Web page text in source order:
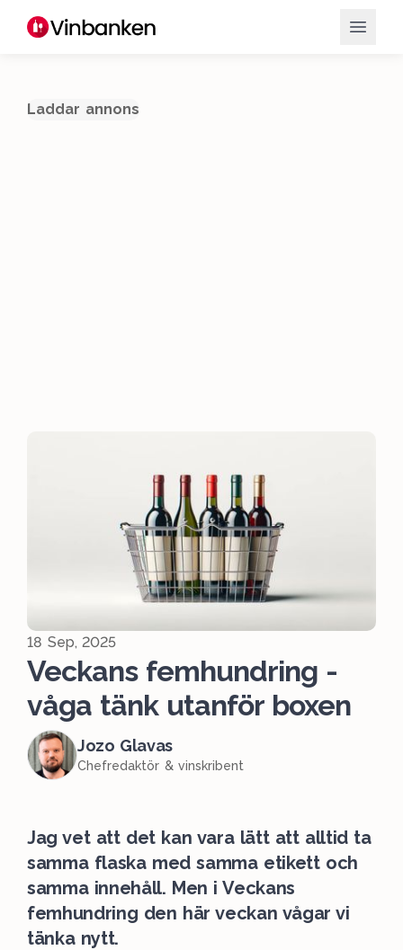
Laddar annons
18 Sep, 2025
Veckans femhundring -
våga tänk utanför boxen
Jozo Glavas
Chefredaktör & vinskribent
Jag vet att det kan vara lätt att alltid ta
samma flaska med samma etikett och
samma innehåll. Men i Veckans
femhundring den här veckan vågar vi
tänka nytt.